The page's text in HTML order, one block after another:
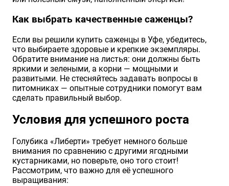
Как выбрать качественные саженцы?
Если вы решили купить саженцы в Уфе, убедитесь,
что выбираете здоровые и крепкие экземпляры.
Обратите внимание на листья: они должны быть
яркими и зелеными, а корни — мощными и
развитыми. Не стесняйтесь задавать вопросы в
питомниках — опытные сотрудники помогут вам
сделать правильный выбор.
Условия для успешного роста
Голубика «Либерти» требует немного больше
внимания по сравнению с другими ягодными
кустарниками, но поверьте, оно того стоит!
Рассмотрим, что важно для её успешного
выращивания: